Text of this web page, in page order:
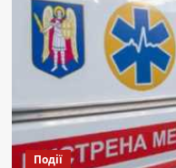
ОВА
судився
з
Пенсійним
фондом
Буковині
через
пенсію
Події